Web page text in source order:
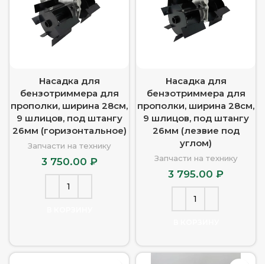
Насадка для
бензотриммера для
прополки, ширина 28см,
9 шлицов, под штангу
26мм (горизонтальное)
Запчасти на технику
3 750.00 ₽
Насадка для
бензотриммера для
прополки, ширина 28см,
9 шлицов, под штангу
26мм (лезвие под
углом)
Запчасти на технику
3 795.00 ₽